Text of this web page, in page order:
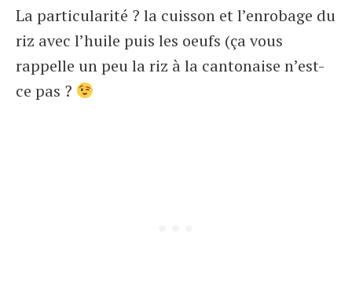
La particularité ? la cuisson et l’enrobage du
riz avec l’huile puis les oeufs (ça vous
rappelle un peu la riz à la cantonaise n’est-
ce pas ?